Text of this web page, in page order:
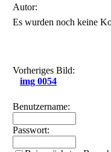
Autor:
Es wurden noch keine
Vorheriges Bild:
img 0054
Benutzername:
Passwort: